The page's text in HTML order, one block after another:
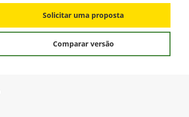
Solicitar uma proposta
Comparar versão